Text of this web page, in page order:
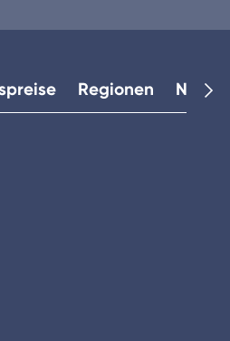
Regionen